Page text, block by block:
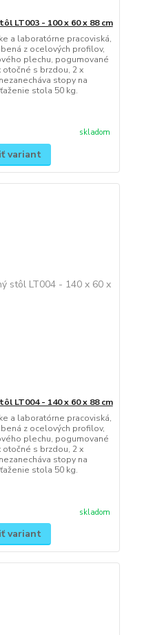
LT003 - 100 x 60 x 88 cm
a laboratórne pracoviská,
z ocelových profilov,
plechu, pogumované
s brzdou, 2 x
stopy na
stola 50 kg.
skladom
variant
LT004 - 140 x 60 x 88 cm
a laboratórne pracoviská,
z ocelových profilov,
plechu, pogumované
s brzdou, 2 x
stopy na
stola 50 kg.
skladom
variant